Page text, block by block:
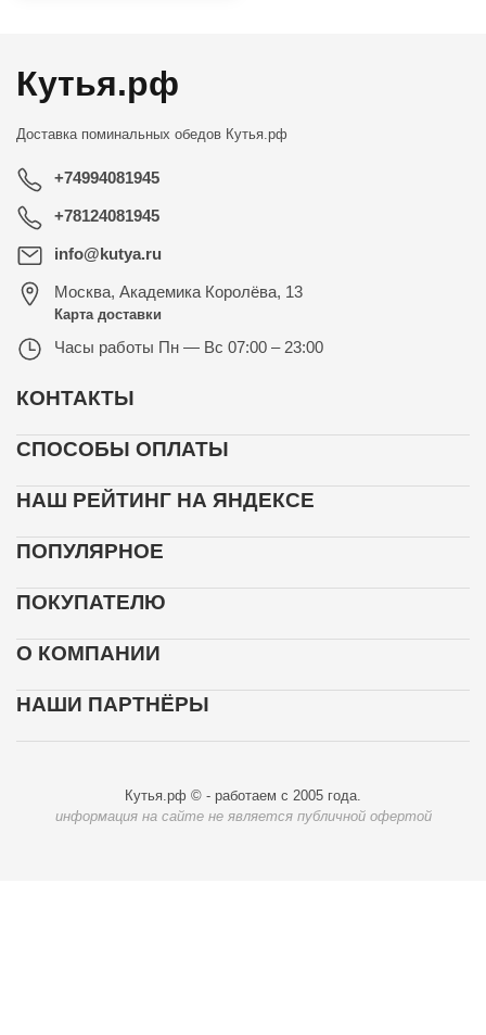
Кутья.рф
Доставка поминальных обедов Кутья.рф
+74994081945
+78124081945
info@kutya.ru
Москва, Академика Королёва, 13
Карта доставки
Часы работы Пн — Вс 07:00 – 23:00
КОНТАКТЫ
СПОСОБЫ ОПЛАТЫ
НАШ РЕЙТИНГ НА ЯНДЕКСЕ
ПОПУЛЯРНОЕ
ПОКУПАТЕЛЮ
О КОМПАНИИ
НАШИ ПАРТНЁРЫ
Кутья.рф © - работаем с 2005 года.
информация на сайте не является публичной офертой